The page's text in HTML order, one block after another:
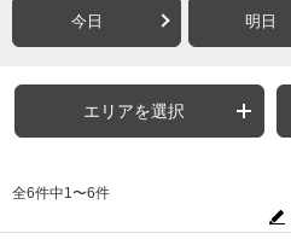
今日 明日
エリアを選択
全6件中1〜6件